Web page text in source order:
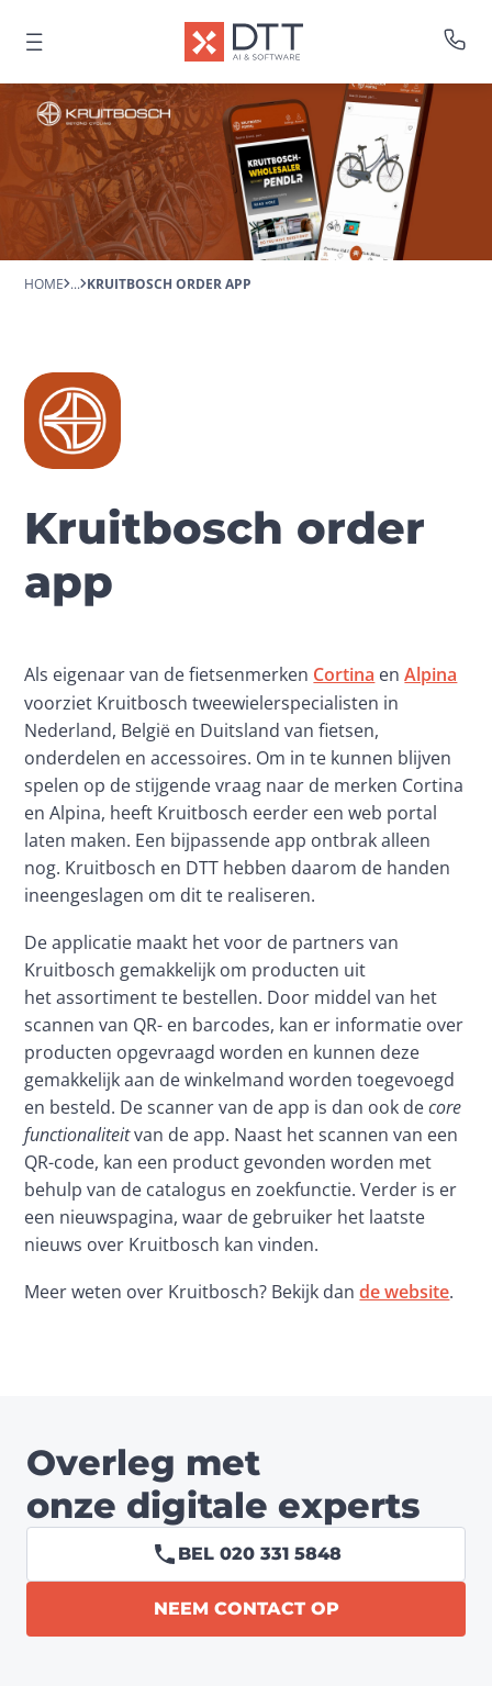
HOME ... KRUITBOSCH ORDER APP
Kruitbosch order
app
Als eigenaar van de fietsenmerken Cortina en Alpina
voorziet Kruitbosch tweewielerspecialisten in
Nederland, België en Duitsland van fietsen,
onderdelen en accessoires. Om in te kunnen blijven
spelen op de stijgende vraag naar de merken Cortina
en Alpina, heeft Kruitbosch eerder een web portal
laten maken. Een bijpassende app ontbrak alleen
nog. Kruitbosch en DTT hebben daarom de handen
ineengeslagen om dit te realiseren.
De applicatie maakt het voor de partners van
Kruitbosch gemakkelijk om producten uit
het assortiment te bestellen. Door middel van het
scannen van QR- en barcodes, kan er informatie over
producten opgevraagd worden en kunnen deze
gemakkelijk aan de winkelmand worden toegevoegd
en besteld. De scanner van de app is dan ook de core
functionaliteit van de app. Naast het scannen van een
QR-code, kan een product gevonden worden met
behulp van de catalogus en zoekfunctie. Verder is er
een nieuwspagina, waar de gebruiker het laatste
nieuws over Kruitbosch kan vinden.
Meer weten over Kruitbosch? Bekijk dan de website.
Overleg met
onze digitale experts
BEL 020 331 5848
NEEM CONTACT OP